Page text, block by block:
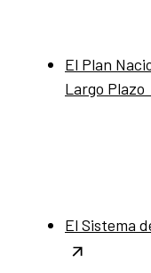
El Plan
Largo Plazo
El Sistema